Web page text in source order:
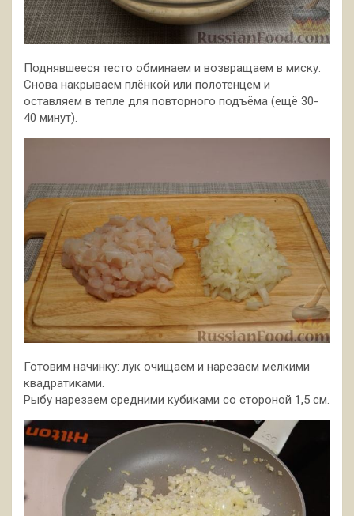
Поднявшееся тесто обминаем и возвращаем в миску.
Снова накрываем плёнкой или полотенцем и
оставляем в тепле для повторного подъёма (ещё 30-
40 минут).
Готовим начинку: лук очищаем и нарезаем мелкими
квадратиками.
Рыбу нарезаем средними кубиками со стороной 1,5 см.